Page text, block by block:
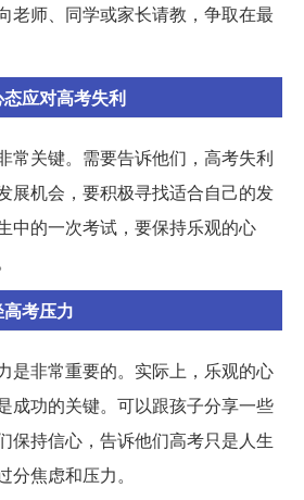
老师、同学或家长请教，争取在最
应对高考失利
常关键。需要告诉他们，高考失利
展机会，要积极寻找适合自己的发
中的一次考试，要保持乐观的心
考压力
是非常重要的。实际上，乐观的心
成功的关键。可以跟孩子分享一些
保持信心，告诉他们高考只是人生
焦虑和压力。